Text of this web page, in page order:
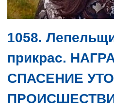
1058.
прикрас.
СПАСЕНИЕ